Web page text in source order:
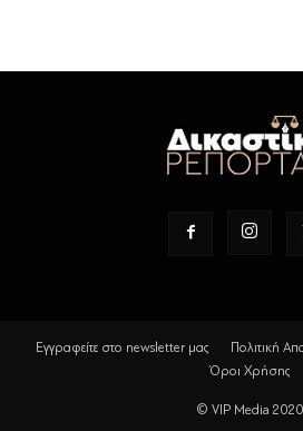
Εγγραφείτε στο newsletter μας Πολιτική
Όροι Χρήσης
© VIP Media 2020